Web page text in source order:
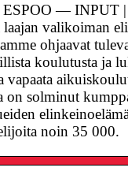
— INPUT |
laajan valikoiman
ohjaavat
koulutusta ja
vapaata
solminut
noin 35 000.